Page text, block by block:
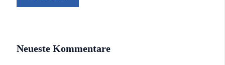
Neueste Kommentare